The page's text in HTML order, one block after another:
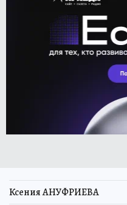
Ксения АНУФРИЕВА